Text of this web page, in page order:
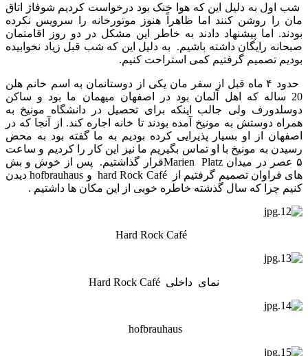
شب اول به دلیل این که هوا خنک بود درخواست کردیم شوفاژ اتاق
مان را روشن کنند اما ظاهراً هنوز موتورخانه را سرویس نکرده
بودند. اما پیشنهاد دادند به خاطر این مشکل در دو روز اقامتمان
صبحانه رایگان داشته باشیم. به دلیل این که شب قبل زیاد نخوابیده
بودیم تصمیم گرفتیم کمی استراحت کنیم.
حدود ۴ ماه قبل از سفر مان یکی از دوستانمان به اسم خانم هلن
20 ساله که اهل آلمان بود در اصفهان میهمان ما بود و ساکن
دوسلدورف ولی جالب اینکه برای تحصیل در دانشگاه مونیخ به
همراه دوستش به مونیخ آمده بودند تا خانه اجاره کند. از آنجا که در
اصفهان از او بسیار پذیرایی کرده بودیم به ما گفته بود به محض
رسیدن به مونیخ با او تماس بگیریم ما نیز این کار را کردیم و ساعت
۵ عصر در میدان Marien Platzقرار گذاشتیم. پس از خوش و بش
های فراوان تصمیم گرفتیم از hard Rock Café و hofbrauhaus دیدن
کنیم چرا که سال گذشته خاطره خوبی از این مکان ها داشتیم .
نمای داخلی Hard Rock Café
hofbrauhaus